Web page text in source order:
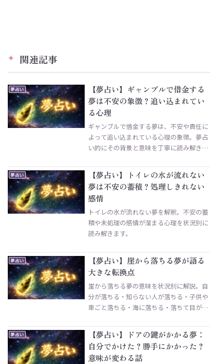
関連記事
夢占い
【夢占い】ギャンブルで借金する
夢は不安の象徴？追い込まれてい
る心理
ギャンブルで借金する夢は、不安や責任に
よって追い込まれている心理の象徴。夢占
い的にその背景と意味を丁寧に読み解きま
夢占い
【夢占い】トイレの水が流れない
夢は不安の蓄積？処理しきれない
感情
トイレの水が流れない夢を解釈。不安の蓄
積や未処理の感情が溜まる心理を状況別に
読み解きます。
夢占い
【夢占い】崖から落ちる夢が語る
大きな転換点
崖から落ちる夢の意味を状況別に解説。自
分が落ちる・知らない人が落ちる・子供や
車ごと落ちる・海に落ちる・落ちて目が覚
味、運勢や心理までまとめました。
夢占い
【夢占い】ドアの鍵がかかる夢：
自分でかけた？勝手にかかった？
意味が変わる話